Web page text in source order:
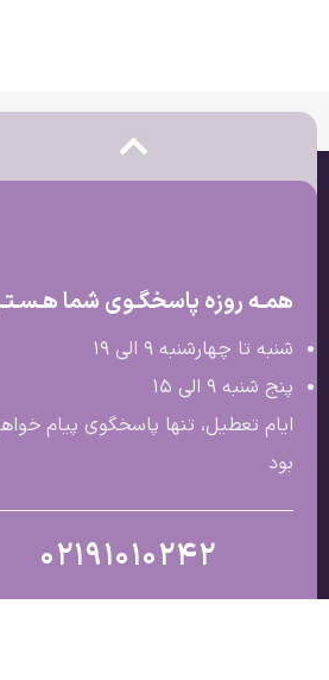
همـه روزه پاسخگـوی شما
شنبه تا چهارشنبه 9 الی ۱۹
پنج شنبه 9 الی ۱۵
ایام تعطیل، تنها پاسخگوی پیام
بود
02191010242